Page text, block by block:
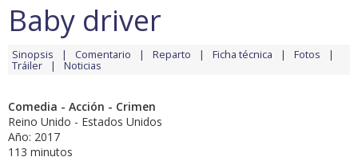
Baby driver
Sinopsis Comentario Reparto Ficha técnica Fotos
Tráiler Noticias
Comedia - Acción - Crimen
Reino Unido - Estados Unidos
Año: 2017
113 minutos